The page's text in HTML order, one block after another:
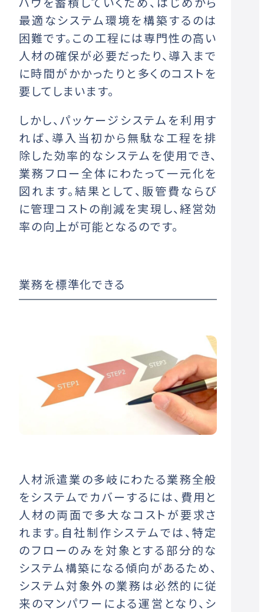
最適なシステム環境を構築するのは
困難です。この工程には専門性の高い
人材の確保が必要だったり、導入まで
に時間がかかったりと多くのコストを
要してしまいます。
しかし、パッケージシステムを利用す
れば、導入当初から無駄な工程を排
除した効率的なシステムを使用でき、
業務フロー全体にわたって一元化を
図れます。結果として、販管費ならび
に管理コストの削減を実現し、経営効
率の向上が可能となるのです。
業務を標準化できる
人材派遣業の多岐にわたる業務全般
をシステムでカバーするには、費用と
人材の両面で多大なコストが要求さ
れます。自社制作システムでは、特定
のフローのみを対象とする部分的な
システム構築になる傾向があるため、
システム対象外の業務は必然的に従
来のマンパワーによる運営となり、シ